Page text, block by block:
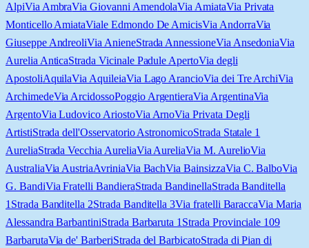
AlpiVia AmbraVia Giovanni AmendolaVia AmiataVia Privata
Monticello AmiataViale Edmondo De AmicisVia AndorraVia
Giuseppe AndreoliVia AnieneStrada AnnessioneVia AnsedoniaVia
Aurelia AnticaStrada Vicinale Padule ApertoVia degli
ApostoliAquilaVia AquileiaVia Lago ArancioVia dei Tre ArchiVia
ArchimedeVia ArcidossoPoggio ArgentieraVia ArgentinaVia
ArgentoVia Ludovico AriostoVia ArnoVia Privata Degli
ArtistiStrada dell'Osservatorio AstronomicoStrada Statale 1
AureliaStrada Vecchia AureliaVia AureliaVia M. AurelioVia
AustraliaVia AustriaAvriniaVia BachVia BainsizzaVia C. BalboVia
G. BandiVia Fratelli BandieraStrada BandinellaStrada Banditella
1 Strada Banditella 2Strada Banditella 3Via fratelli BaraccaVia Maria
Alessandra BarbantiniStrada Barbaruta 1 Strada Provinciale 109
BarbarutaVia de' BarberiStrada del BarbicatoStrada di Pian di